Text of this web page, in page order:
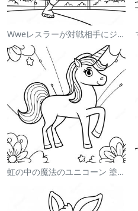
Wweレスラーが対戦相手にジャンプする塗り絵
虹の中の魔法のユニコーン 塗り絵